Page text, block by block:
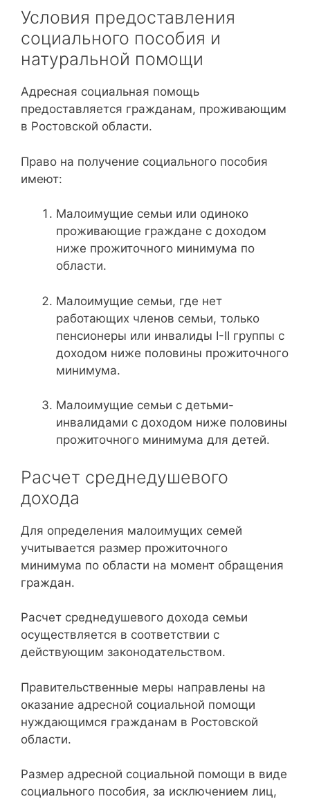
Условия предоставления
социального пособия и
натуральной помощи
Адресная социальная помощь
предоставляется гражданам, проживающим
в Ростовской области.
Право на получение социального пособия
имеют:
Малоимущие семьи или одиноко
проживающие граждане с доходом
ниже прожиточного минимума по
области.
Малоимущие семьи, где нет
работающих членов семьи, только
пенсионеры или инвалиды I-II группы с
доходом ниже половины прожиточного
минимума.
Малоимущие семьи с детьми-
инвалидами с доходом ниже половины
прожиточного минимума для детей.
Расчет среднедушевого
дохода
Для определения малоимущих семей
учитывается размер прожиточного
минимума по области на момент обращения
граждан.
Расчет среднедушевого дохода семьи
осуществляется в соответствии с
действующим законодательством.
Правительственные меры направлены на
оказание адресной социальной помощи
нуждающимся гражданам в Ростовской
области.
Размер адресной социальной помощи в виде
социального пособия, за исключением лиц,